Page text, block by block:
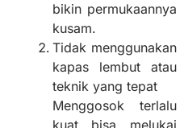
bikin permukaannya
kusam.
Tidak menggunakan
kapas lembut atau
teknik yang tepat
Menggosok terlalu